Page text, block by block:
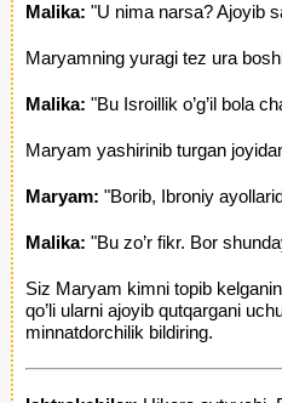
Malika: "U nima narsa? Ajoyib
Maryamning yuragi tez ura
Malika: "Bu Isroillik o’g’il bola
Maryam yashirinib turgan
Maryam: "Borib, Ibroniy
Malika: "Bu zo’r fikr. Bor
Siz Maryam kimni topib
qo’li ularni ajoyib qutqargani
minnatdorchilik bildiring.